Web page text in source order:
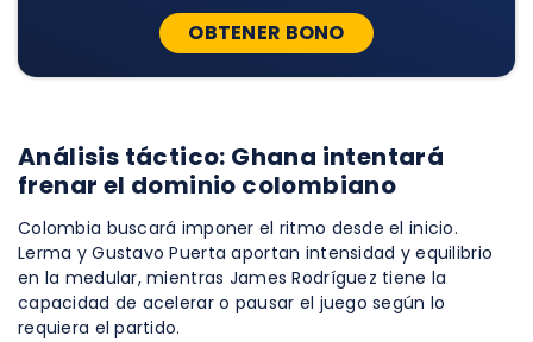
OBTENER BONO
Análisis táctico: Ghana intentará
frenar el dominio colombiano
Colombia buscará imponer el ritmo desde el inicio.
Lerma y Gustavo Puerta aportan intensidad y equilibrio
en la medular, mientras James Rodríguez tiene la
capacidad de acelerar o pausar el juego según lo
requiera el partido.